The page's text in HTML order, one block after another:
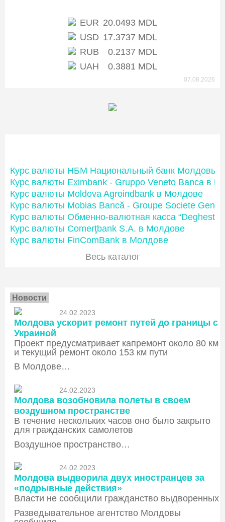
EUR 20.0493 MDL
USD 17.3737 MDL
RUB
0.2137 MDL
UAH
0.3881 MDL
07.08.2026
Курс валюты НБМ Национальный банк Молдовы
Курс валюты Eximbank - Gruppo Veneto Banca в
Курс валюты Moldova Agroindbank в Молдове
Курс валюты Mobias Bancă - Groupe Societe
Курс валюты Обменно-валютная касса “Deghest”
Курс валюты Comerţbank S.A. в Молдове
Курс валюты FinComBank в Молдове
Весь каталог
Новости
24.02.2023
Молдова ускорит ремонт путей до границы с
Украиной
Проект предусматривает капремонт около 80 км
и текущий ремонт около 153 км пути
В Молдове…
24.02.2023
Молдова возобновила полеты в своем
воздушном пространстве
В течение нескольких часов оно было закрыто
для гражданских самолетов
Воздушное пространство…
24.02.2023
Молдова выдворила двух иностранцев за
«подрывные действия»
Власти не сообщили гражданство выдворенных
Разведывательное агентство Молдовы